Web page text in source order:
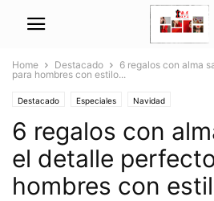
Home Destacado
6 regalos con alma
para hombres con estilo...
Destacado Especiales Navidad
6 regalos con
el detalle
hombres con